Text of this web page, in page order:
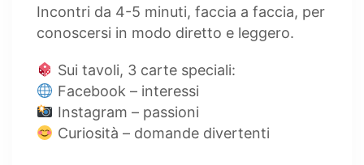
Incontri da 4-5 minuti, faccia a faccia, per
conoscersi in modo diretto e leggero.
Sui tavoli, 3 carte speciali:
Facebook – interessi
Instagram – passioni
Curiosità – domande divertenti